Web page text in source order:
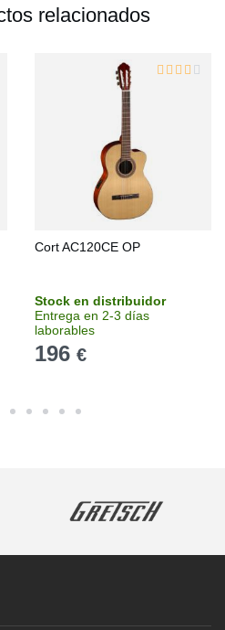
relacionados
Cort AC120CE OP
Stock en distribuidor
Entrega en 2-3 días
laborables
196 €